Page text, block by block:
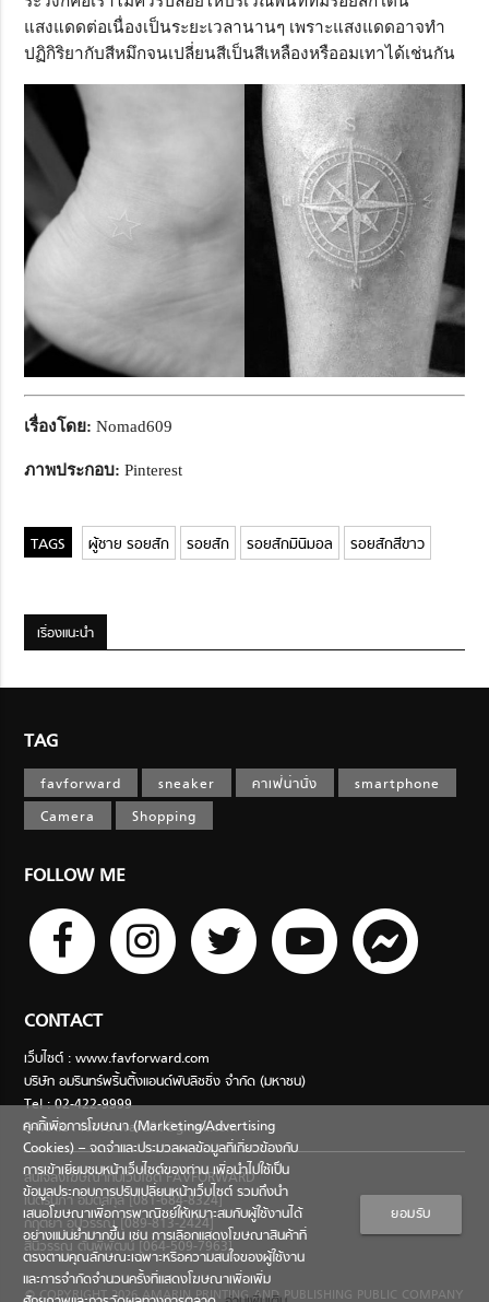
แสงแดดต่อเนื่องเป็นระยะเวลานานๆ เพราะแสงแดดอาจทำ
ปฏิกิริยากับสีหมึกจนเปลี่ยนสีเป็นสีเหลืองหรืออมเทาได้เช่นกัน
เรื่องโดย: Nomad609
ภาพประกอบ:Pinterest
ผู้ชาย รอยสัก รอยสัก รอยสักมินิมอล รอยสักสีขาว
เรื่องแนะนำ
TAG
favforward sneaker คาเฟ่น่านั่ง
smartphone
Camera
Shopping
FOLLOW ME
CONTACT
เว็บไซต์ : www.favforward.com
บริษัท อมรินทร์พริ้นติ้งแอนด์พับลิชชิ่ง จำกัด (มหาชน)
Tel : 02-422-9999
E-MAIL :favforward01@gmail.com
สนใจลงโฆษณากับเว็บไซต์ FAVFORWARD
เนตรนภา อมตสกุล [081-684-8324]
กฤตยา อุปวรรณ [089-813-2424]
สินีวรรณ ตันพิพัฒน์ [064-509-7963]
© COPYRIGHT 2026 AMARIN PRINTING AND PUBLISHING PUBLIC COMPANY
คุกกี้เพื่อการโฆษณา (Marketing/Advertising
Cookies) – จดจำและประมวลผลข้อมูลที่เกี่ยวข้องกับ
การเข้าเยี่ยมชมหน้าเว็บไซต์ของท่าน เพื่อนำไปใช้เป็น
ข้อมูลประกอบการปรับเปลี่ยนหน้าเว็บไซต์ รวมถึงนำ
เสนอโฆษณาเพื่อการพาณิชย์ให้เหมาะสมกับผู้ใช้งานได้
อย่างแม่นยำมากขึ้น เช่น การเลือกแสดงโฆษณาสินค้าที่
ตรงตามคุณลักษณะเฉพาะหรือความสนใจของผู้ใช้งาน
และการจำกัดจำนวนครั้งที่แสดงโฆษณาเพื่อเพิ่ม
ยอมรับ